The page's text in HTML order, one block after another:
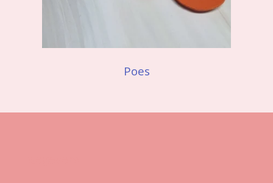
Poes